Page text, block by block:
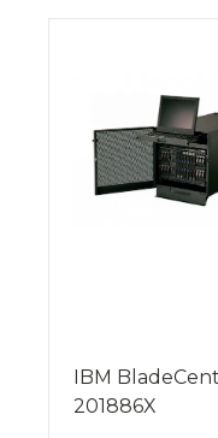
IBM
201886X